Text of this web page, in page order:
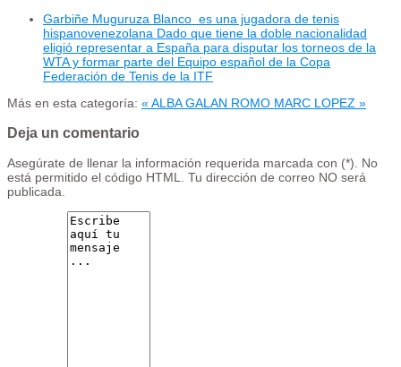
Garbiñe Muguruza Blanco ​​ es una jugadora de tenis
hispanovenezolana Dado que tiene la doble nacionalidad
eligió representar a España para disputar los torneos de la
WTA y formar parte del Equipo español de la Copa
Federación de Tenis de la ITF​
Más en esta categoría: « ALBA GALAN ROMO MARC LOPEZ »
Deja un comentario
Asegúrate de llenar la información requerida marcada con (*). No
está permitido el código HTML. Tu dirección de correo NO será
publicada.